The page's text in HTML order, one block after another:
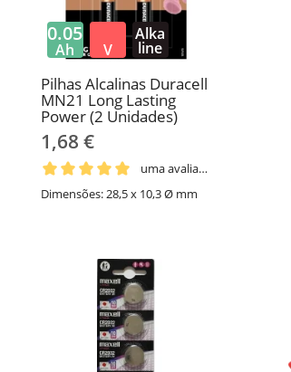
Pilhas Alcalinas Duracell
MN21 Long Lasting
Power (2 Unidades)
1,68 €
uma avaliação
Dimensões: 28,5 x 10,3 Ø mm
0.05
Ah V
Alka
line